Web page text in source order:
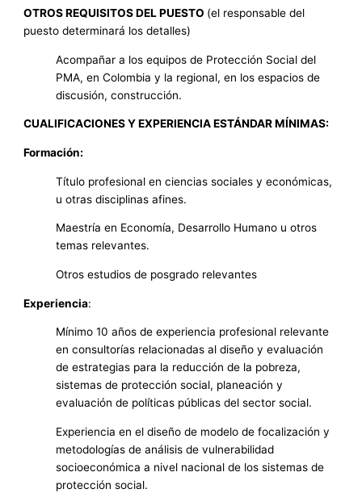
OTROS REQUISITOS DEL PUESTO (el responsable del
puesto determinará los detalles)
Acompañar a los equipos de Protección Social del
PMA, en Colombia y la regional, en los espacios de
discusión, construcción.
CUALIFICACIONES Y EXPERIENCIA ESTÁNDAR MÍNIMAS:
Formación:
Título profesional en ciencias sociales y económicas,
u otras disciplinas afines.
Maestría en Economía, Desarrollo Humano u otros
temas relevantes.
Otros estudios de posgrado relevantes
Experiencia:
Mínimo 10 años de experiencia profesional relevante
en consultorías relacionadas al diseño y evaluación
de estrategias para la reducción de la pobreza,
sistemas de protección social, planeación y
evaluación de políticas públicas del sector social.
Experiencia en el diseño de modelo de focalización y
metodologías de análisis de vulnerabilidad
socioeconómica a nivel nacional de los sistemas de
protección social.